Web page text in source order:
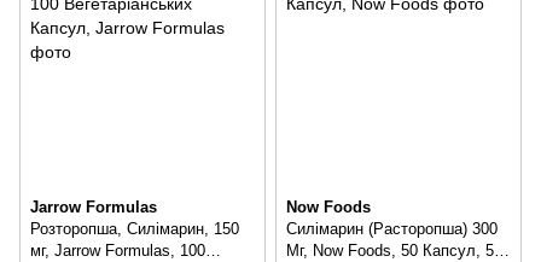
Jarrow Formulas
Розторопша, Силімарин, 150
мг, Jarrow Formulas, 100
Now Foods
Силімарин (Расторопша) 300
Мг, Now Foods, 50 Капсул, 50